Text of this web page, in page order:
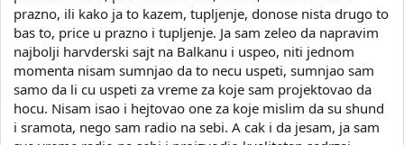
prazno, ili kako ja to kazem, tupljenje, donose nista drugo to
bas to, price u prazno i tupljenje. Ja sam zeleo da napravim
najbolji harvderski sajt na Balkanu i uspeo, niti jednom
momenta nisam sumnjao da to necu uspeti, sumnjao sam
samo da li cu uspeti za vreme za koje sam projektovao da
hocu. Nisam isao i hejtovao one za koje mislim da su shund
i sramota, nego sam radio na sebi. A cak i da jesam, ja sam